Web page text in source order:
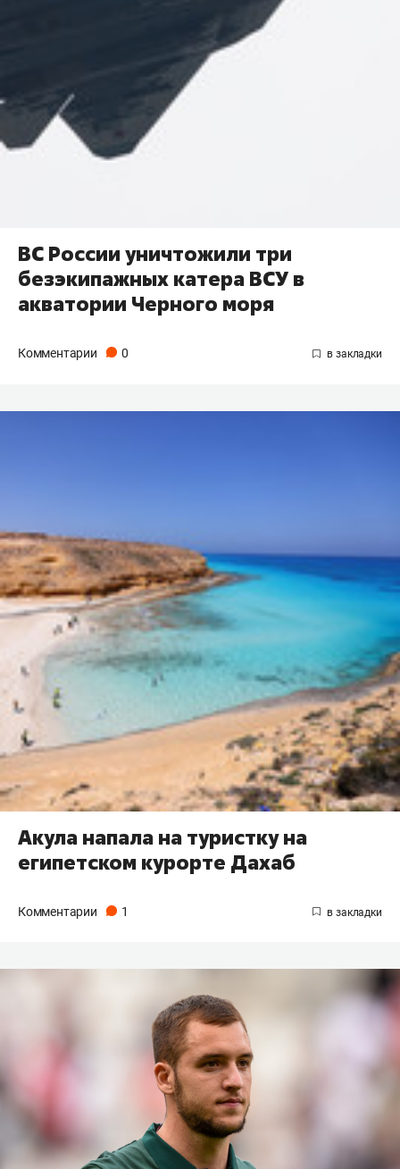
ВС России уничтожили три
безэкипажных катера ВСУ в
акватории Черного моря
Комментарии 0
Акула напала на туристку на
египетском курорте Дахаб
Комментарии 1